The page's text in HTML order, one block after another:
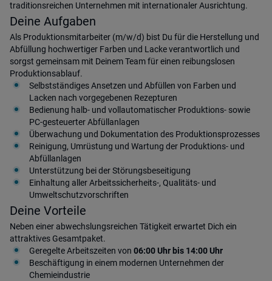
traditionsreichen Unternehmen mit internationaler Ausrichtung.
Deine Aufgaben
Als Produktionsmitarbeiter (m/w/d) bist Du für die Herstellung und
Abfüllung hochwertiger Farben und Lacke verantwortlich und
sorgst gemeinsam mit Deinem Team für einen reibungslosen
Produktionsablauf.
Selbstständiges Ansetzen und Abfüllen von Farben und
Lacken nach vorgegebenen Rezepturen
Bedienung halb- und vollautomatischer Produktions- sowie
PC-gesteuerter Abfüllanlagen
Überwachung und Dokumentation des Produktionsprozesses
Reinigung, Umrüstung und Wartung der Produktions- und
Abfüllanlagen
Unterstützung bei der Störungsbeseitigung
Einhaltung aller Arbeitssicherheits-, Qualitäts- und
Umweltschutzvorschriften
Deine Vorteile
Neben einer abwechslungsreichen Tätigkeit erwartet Dich ein
attraktives Gesamtpaket.
Geregelte Arbeitszeiten von 06:00 Uhr bis 14:00 Uhr
Beschäftigung in einem modernen Unternehmen der
Chemieindustrie